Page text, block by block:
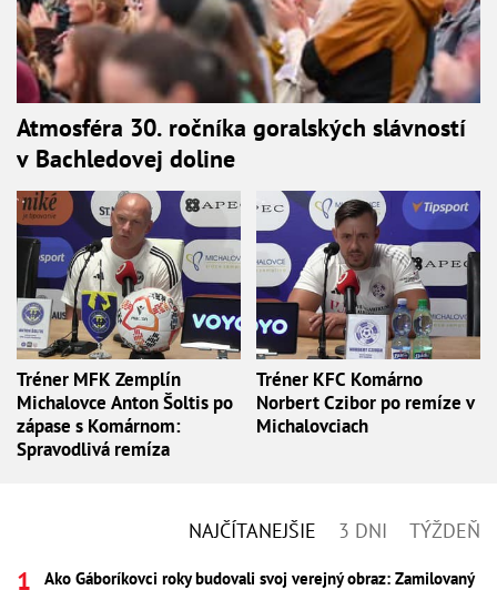
Atmosféra 30. ročníka goralských slávností
v Bachledovej doline
Tréner MFK Zemplín
Michalovce Anton Šoltis po
zápase s Komárnom:
Spravodlivá remíza
Tréner KFC Komárno
Norbert Czibor po remíze v
Michalovciach
NAJČÍTANEJŠIE 3 DNI TÝŽDEŇ
Ako Gáboríkovci roky budovali svoj verejný obraz: Zamilovaný